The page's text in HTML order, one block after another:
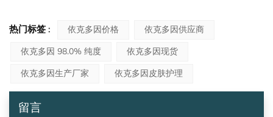
热门标签 : 依克多因价格
依克多因供应商
依克多因 98.0% 纯度
依克多因现货
依克多因生产厂家
依克多因皮肤护理
留言